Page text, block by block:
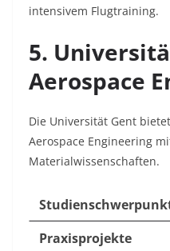
intensivem Flugtraining.
5.
Aerospace
Die Universität Gent
Aerospace Engineering
Materialwissenschaften.
Praxisprojekte